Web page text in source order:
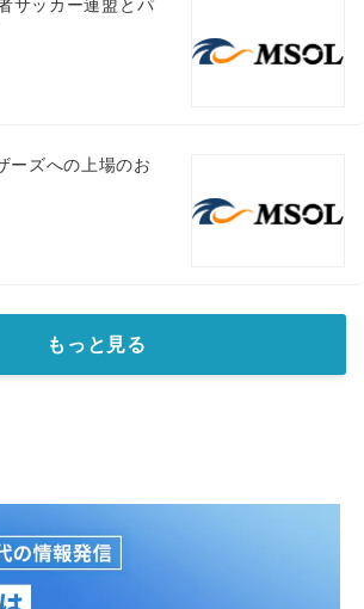
サッカー連盟とパ
ーズへの上場のお
もっと見る